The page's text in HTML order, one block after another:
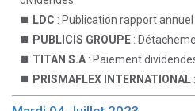
LDC : Publication rapport annuel
PUBLICIS GROUPE :
TITAN S.A : Paiement
PRISMAFLEX INTERNATIONAL